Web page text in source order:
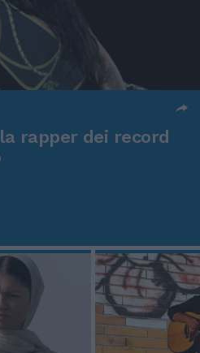
rapper dei record